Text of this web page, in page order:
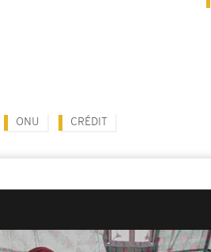
ONU CRÉDIT